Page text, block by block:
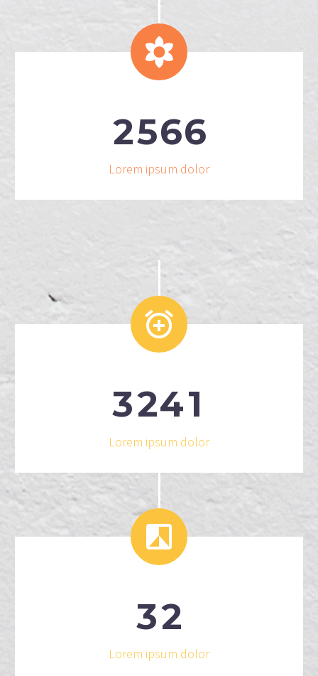


2566
Lorem ipsum dolor


3241
Lorem ipsum dolor


32
Lorem ipsum dolor